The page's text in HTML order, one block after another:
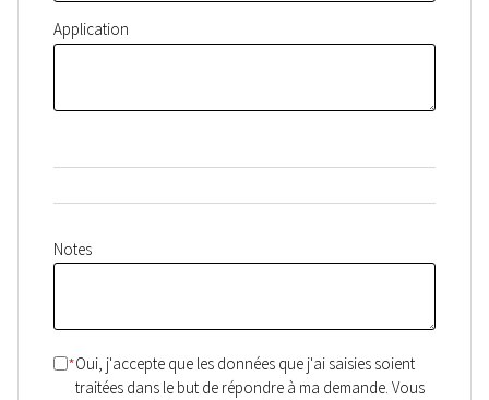
Application
Notes
*Oui, j'accepte que les données que j'ai saisies soient
traitées dans le but de répondre à ma demande. Vous